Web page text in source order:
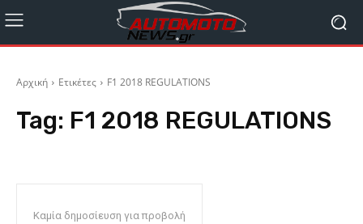
Αρχική Ετικέτες F1 2018 REGULATIONS
Tag: F1 2018 REGULATIONS
Καμία δημοσίευση για προβολή